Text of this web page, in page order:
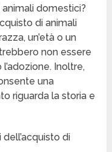
animali domestici?
di animali
un’età o un
non essere
Inoltre,
una
riguarda la storia e
di